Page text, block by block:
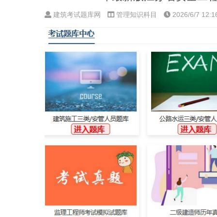
建筑考试题库网 管理知识科目 2026/6/7